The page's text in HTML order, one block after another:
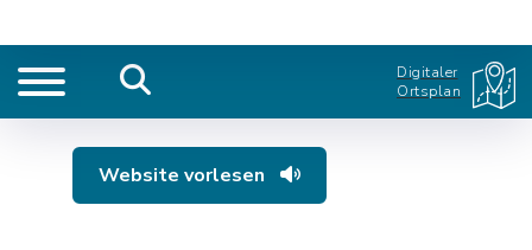
Digitaler
Ortsplan
Website vorlesen